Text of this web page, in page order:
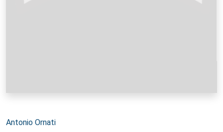
Autori:
Antonio Ornati